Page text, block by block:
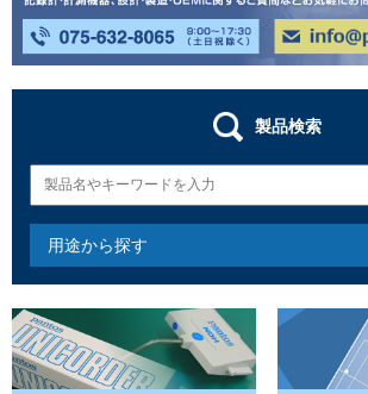
製品検索
用途から探す